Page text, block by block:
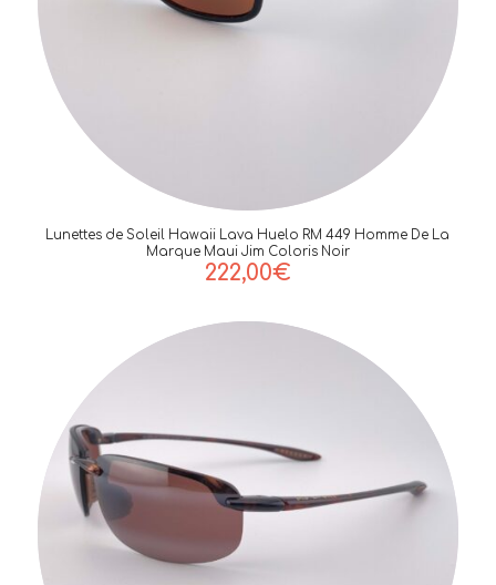
Lunettes de Soleil Hawaii Lava Huelo RM 449 Homme De La
Marque Maui Jim Coloris Noir
222,00€